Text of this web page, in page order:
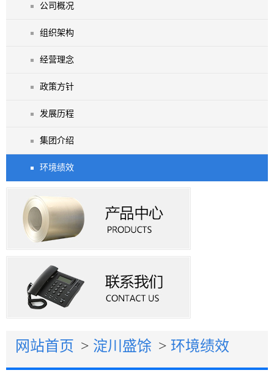
公司概况
组织架构
经营理念
政策方针
发展历程
集团介绍
环境绩效
网站首页 > 淀川盛馀 > 环境绩效